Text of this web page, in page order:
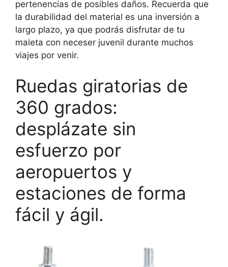
pertenencias de posibles daños. Recuerda que
la durabilidad del material es una inversión a
largo plazo, ya que podrás disfrutar de tu
maleta con neceser juvenil durante muchos
viajes por venir.
Ruedas giratorias de
360 grados:
desplázate sin
esfuerzo por
aeropuertos y
estaciones de forma
fácil y ágil.